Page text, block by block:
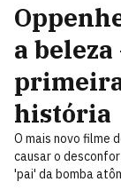
a
história
O mais novo filme
causar o
'pai' da bomba